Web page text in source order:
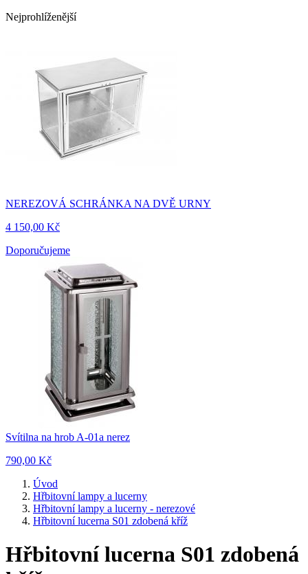
Nejprohlíženější
NEREZOVÁ SCHRÁNKA NA DVĚ URNY
4 150,00 Kč
Doporučujeme
Svítilna na hrob A-01a nerez
790,00 Kč
Úvod
Hřbitovní lampy a lucerny
Hřbitovní lampy a lucerny - nerezové
Hřbitovní lucerna S01 zdobená kříž
Hřbitovní lucerna S01 zdobená